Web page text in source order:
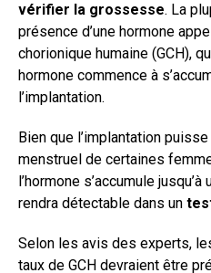
vérifier la grossesse. La
présence d’une hormone
chorionique humaine (GCH),
hormone commence à
l’implantation.
Bien que l’implantation
menstruel de certaines
l’hormone s’accumule
rendra détectable dans un
Selon les avis des experts,
taux de GCH devraient être